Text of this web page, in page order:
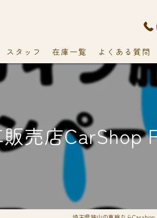
スタッフ 在庫一覧 よくある質問
売店CarShop